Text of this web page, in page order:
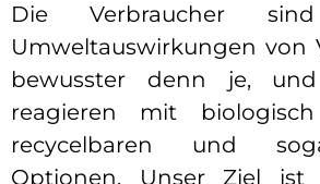
Die Verbraucher
Umweltauswirkungen von
bewusster denn je,
reagieren mit
recycelbaren und
Optionen. Unser Ziel